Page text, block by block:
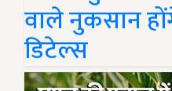
वाले नुकसान
डिटेल्स